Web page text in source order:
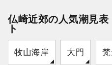
仏崎近郊の人気潮見
ト
牧山海岸 大門